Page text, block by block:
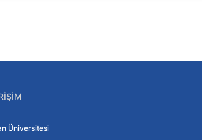
Üniversitesi